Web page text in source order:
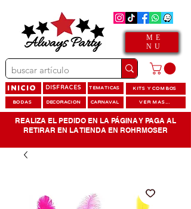
ME
NU
INICIO DISFRACES TEMATICAS KITS Y COMBOS
BODAS DECORACION CARNAVAL VER MAS...
REALIZA EL PEDIDO EN LA PÁGINA Y PAGA AL
RETIRAR EN LA TIENDA EN ROHRMOSER